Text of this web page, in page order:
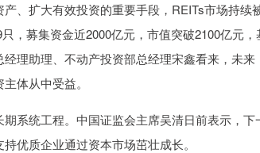
扩大有效投资的重要手段，REITs市场持续
，募集资金近2000亿元，市值突破2100亿元，
理助理、不动产投资部总经理宋鑫看来，未
体从中受益。
统工程。中国证监会主席吴清日前表示，下
优质企业通过资本市场茁壮成长。